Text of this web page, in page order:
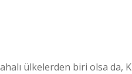
ülkelerden biri olsa da,